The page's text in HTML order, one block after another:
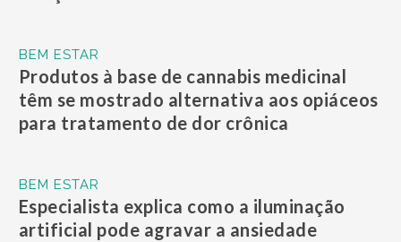
BEM ESTAR
Produtos à base de cannabis medicinal
têm se mostrado alternativa aos opiáceos
para tratamento de dor crônica
BEM ESTAR
Especialista explica como a iluminação
artificial pode agravar a ansiedade